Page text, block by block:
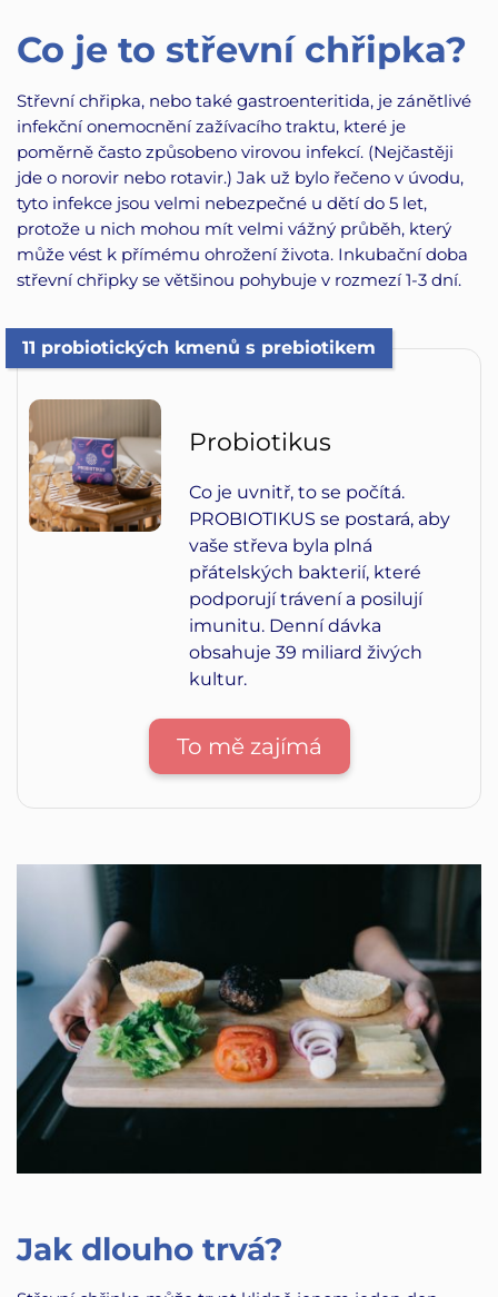
Co je to střevní chřipka?
Střevní chřipka, nebo také gastroenteritida, je zánětlivé
infekční onemocnění zažívacího traktu, které je
poměrně často způsobeno virovou infekcí. (Nejčastěji
jde o norovir nebo rotavir.) Jak už bylo řečeno v úvodu,
tyto infekce jsou velmi nebezpečné u dětí do 5 let,
protože u nich mohou mít velmi vážný průběh, který
může vést k přímému ohrožení života. Inkubační doba
střevní chřipky se většinou pohybuje v rozmezí 1-3 dní.
11 probiotických kmenů s prebiotikem
Probiotikus
Co je uvnitř, to se počítá.
PROBIOTIKUS se postará, aby
vaše střeva byla plná
přátelských bakterií, které
podporují trávení a posilují
imunitu. Denní dávka
obsahuje 39 miliard živých
kultur.
To mě zajímá
Jak dlouho trvá?